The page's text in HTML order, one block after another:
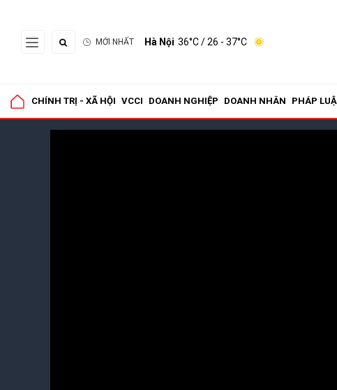
MỚI NHẤT Hà Nội 36°C/ 26 - 37°C
CHÍNH TRỊ - XÃ HỘI VCCI DOANH NGHIỆP DOANH NHÂN PHÁP